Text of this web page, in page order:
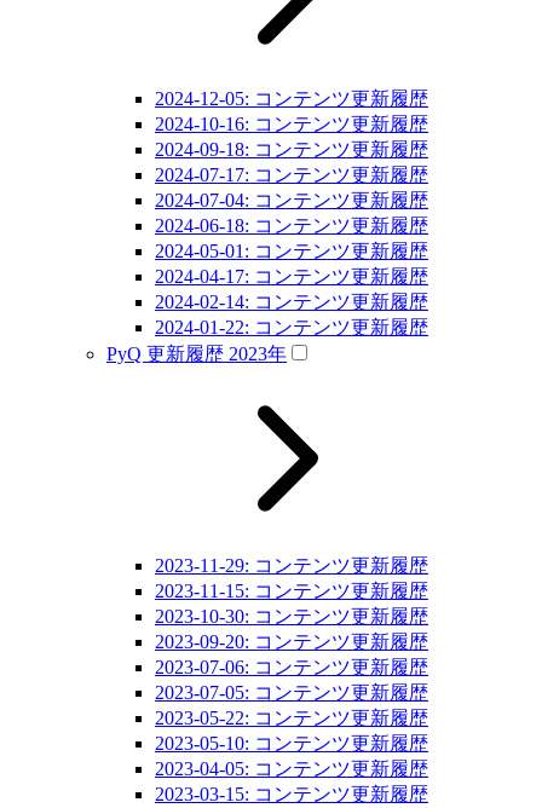
2024-12-05: コンテンツ更新履歴
2024-10-16: コンテンツ更新履歴
2024-09-18: コンテンツ更新履歴
2024-07-17: コンテンツ更新履歴
2024-07-04: コンテンツ更新履歴
2024-06-18: コンテンツ更新履歴
2024-05-01: コンテンツ更新履歴
2024-04-17: コンテンツ更新履歴
2024-02-14: コンテンツ更新履歴
2024-01-22: コンテンツ更新履歴
PyQ 更新履歴 2023年
2023-11-29: コンテンツ更新履歴
2023-11-15: コンテンツ更新履歴
2023-10-30: コンテンツ更新履歴
2023-09-20: コンテンツ更新履歴
2023-07-06: コンテンツ更新履歴
2023-07-05: コンテンツ更新履歴
2023-05-22: コンテンツ更新履歴
2023-05-10: コンテンツ更新履歴
2023-04-05: コンテンツ更新履歴
2023-03-15: コンテンツ更新履歴